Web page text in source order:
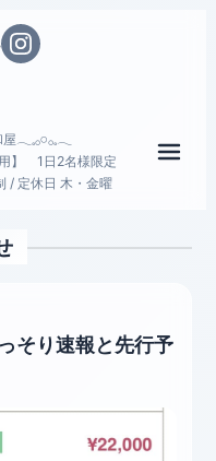
𓂃𓈒𓂂𓏸𓂂𓈒𓂃
】 1日2名様限定
/ 定休日 木・金曜
そり速報と先行予